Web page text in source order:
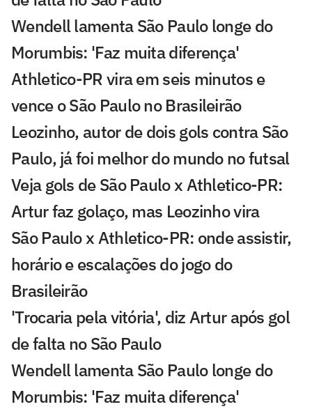
Wendell lamenta São Paulo longe do
Morumbis: 'Faz muita diferença'
Athletico-PR vira em seis minutos e
vence o São Paulo no Brasileirão
Leozinho, autor de dois gols contra São
Paulo, já foi melhor do mundo no futsal
Veja gols de São Paulo x Athletico-PR:
Artur faz golaço, mas Leozinho vira
São Paulo x Athletico-PR: onde assistir,
horário e escalações do jogo do
Brasileirão
'Trocaria pela vitória', diz Artur após gol
de falta no São Paulo
Wendell lamenta São Paulo longe do
Morumbis: 'Faz muita diferença'